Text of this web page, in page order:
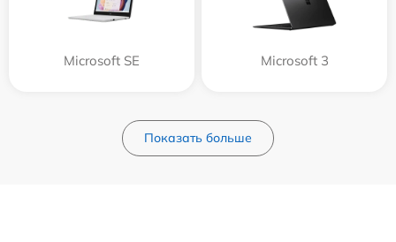
Microsoft SE Microsoft 3
Показать больше